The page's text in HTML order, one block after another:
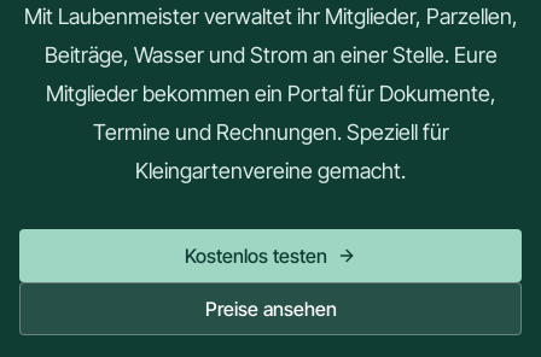
Mit Laubenmeister verwaltet ihr Mitglieder, Parzellen,
Beiträge, Wasser und Strom an einer Stelle. Eure
Mitglieder bekommen ein Portal für Dokumente,
Termine und Rechnungen. Speziell für
Kleingartenvereine gemacht.
Kostenlos testen
Preise ansehen